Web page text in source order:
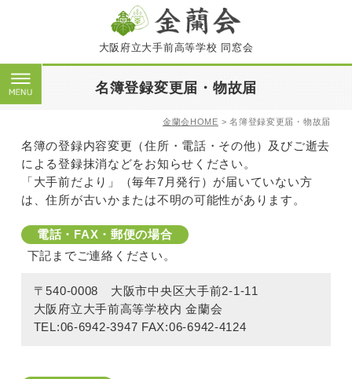
大阪府立大手前高等学校 同窓会
名簿登録変更届・物故届
金蘭会HOME > 名簿登録変更届・物故届
名簿の登録内容変更（住所・電話・その他）及びご逝去
による登録抹消などをお知らせください。
「大手前だより」（毎年7月発行）が届いていない方
は、住所が古いかまたは不明の可能性があります。
電話・FAX・郵便の場合
下記までご連絡ください。
〒540-0008 大阪市中央区大手前2-1-11
大阪府立大手前高等学校内 金蘭会
TEL:06-6942-3947 FAX:06-6942-4124